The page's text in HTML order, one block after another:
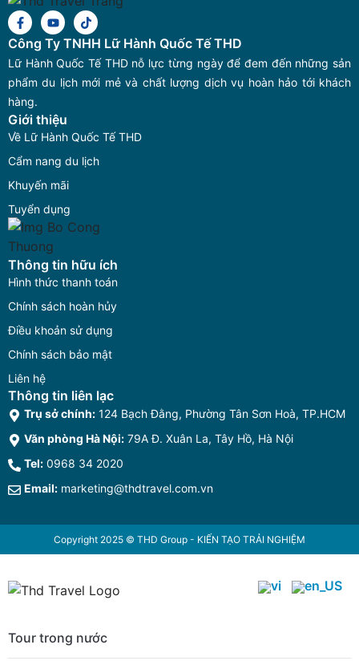
Công Ty TNHH Lữ Hành Quốc Tế THD
Lữ Hành Quốc Tế THD nỗ lực từng ngày để đem đến những sản
phẩm du lịch mới mẻ và chất lượng dịch vụ hoàn hảo tới khách
hàng.
Giới thiệu
Về Lữ Hành Quốc Tế THD
Cẩm nang du lịch
Khuyến mãi
Tuyển dụng
Thông tin hữu ích
Hình thức thanh toán
Chính sách hoàn hủy
Điều khoản sử dụng
Chính sách bảo mật
Liên hệ
Thông tin liên lạc
Trụ sở chính: 124 Bạch Đằng, Phường Tân Sơn Hoà, TP.HCM
Văn phòng Hà Nội: 79A Đ. Xuân La, Tây Hồ, Hà Nội
Tel: 0968 34 2020
Email: marketing@thdtravel.com.vn
Copyright 2025 © THD Group - KIẾN TẠO TRẢI NGHIỆM
Tour trong nước